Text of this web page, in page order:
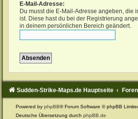
E-Mail-Adresse:
Du musst die E-Mail-Adresse angeben, die
ist. Diese hast du bei der Registrierung
in deinem persönlichen Bereich geändert.
Sudden-Strike-Maps.de Hauptseite
Powered byphpBB® Forum Software © phpBB
Deutsche Übersetzung durchphpBB.de